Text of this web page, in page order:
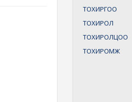
ТОХИРГОО
ТОХИРОЛ
ТОХИРОЛЦОО
ТОХИРОМЖ